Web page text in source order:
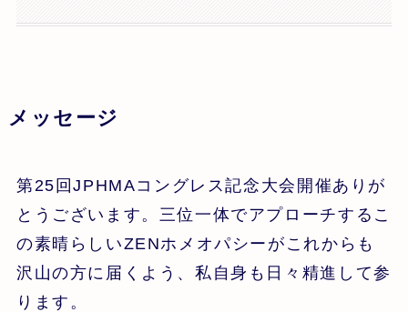
メッセージ
第25回JPHMAコングレス記念大会開催ありが
とうございます。三位一体でアプローチするこ
の素晴らしいZENホメオパシーがこれからも
沢山の方に届くよう、私自身も日々精進して参
ります。